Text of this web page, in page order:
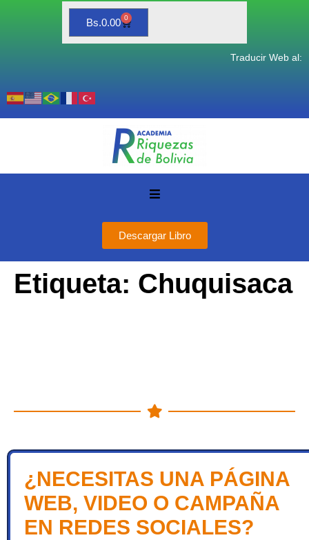
Bs.0.00 0
Traducir Web al:
Descargar Libro
Etiqueta: Chuquisaca
¿NECESITAS UNA PÁGINA
WEB, VIDEO O CAMPAÑA
EN REDES SOCIALES?